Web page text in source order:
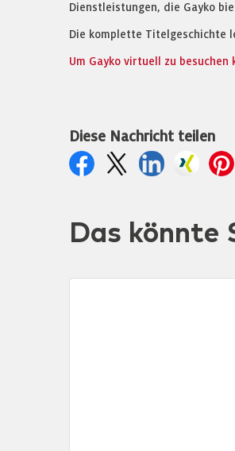
Dienstleistungen, die Gayko
Die komplette Titelgeschichte
Um Gayko virtuell zu besuchen
Diese Nachricht teilen
Das könnte